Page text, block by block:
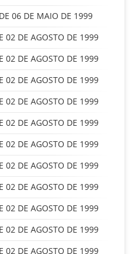
06 DE MAIO DE 1999
02 DE AGOSTO DE 1999
02 DE AGOSTO DE 1999
02 DE AGOSTO DE 1999
02 DE AGOSTO DE 1999
02 DE AGOSTO DE 1999
02 DE AGOSTO DE 1999
02 DE AGOSTO DE 1999
02 DE AGOSTO DE 1999
02 DE AGOSTO DE 1999
02 DE AGOSTO DE 1999
02 DE AGOSTO DE 1999